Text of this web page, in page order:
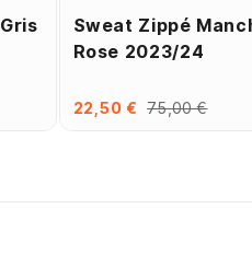
Sweat Zippé
Rose 2023/24
22,50 € 75,00 €